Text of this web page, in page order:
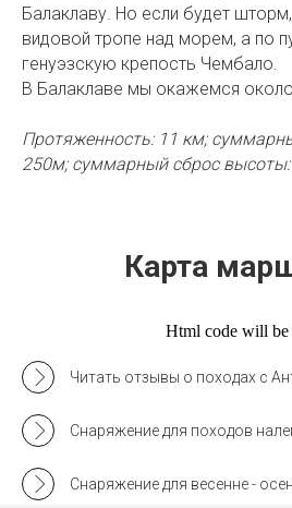
Балаклаву. Но если будет
видовой тропе над морем, а по
генуэзскую крепость Чембало.
В Балаклаве мы окажемся
Протяженность: 11 км;
250м; суммарный сброс
Карта
Html code will be
Читать отзывы о походах с
Снаряжение для походов
Снаряжение для весенне -